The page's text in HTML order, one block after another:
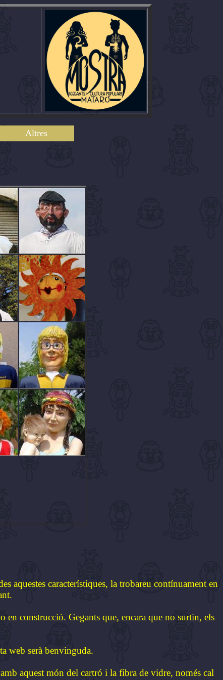
Altres
aquestes característiques, la trobareu contínuament en
en construcció. Gegants que, encara que no surtin, els
web serà benvinguda.
aquest món del cartró i la fibra de vidre, només cal